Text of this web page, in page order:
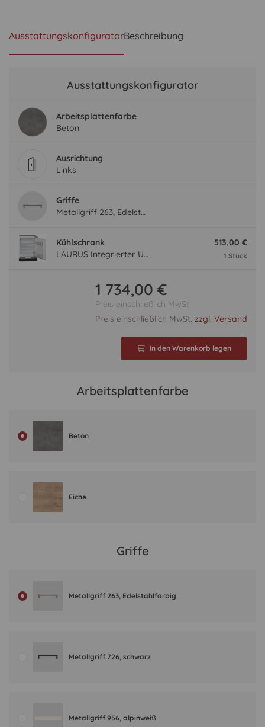
AusstattungskonfiguratorBeschreibung
Arbeitsplattenfarbe
Beton
Eiche
Griffe
Metallgriff 263, Edelstahlfarbig
Metallgriff 726, schwarz
Metallgriff 956, alpinweiß
Ausstattungskonfigurator
Arbeitsplattenfarbe
Beton
Ausrichtung
Links
Griffe
Metallgriff 263, Edelstahlfarbig
Kühlschrank
LAURUS Integrierter Unterbau- Kühlautomat LKG82E LKG82E
513,00 €
1 Stück
1 734,00 €
Preis einschließlich MwSt
Preis einschließlich MwSt. zzgl. Versand
In den Warenkorb legen